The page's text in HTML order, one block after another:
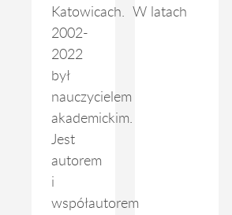
Katowicach. W latach
2002-
2022
był
nauczycielem
akademickim.
Jest
autorem
i
współautorem